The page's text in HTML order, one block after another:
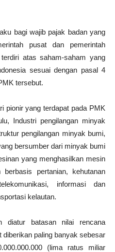
bagi wajib pajak badan yang
pusat dan pemerintah
atas saham-saham yang
sesuai dengan pasal 4
tersebut.
pionir yang terdapat pada PMK
Industri pengilangan minyak
pengilangan minyak bumi,
bersumber dari minyak bumi
yang menghasilkan mesin
berbasis pertanian, kehutanan
informasi dan
kelautan.
diatur batasan nilai rencana
diberikan paling banyak sebesar
(lima ratus miliar